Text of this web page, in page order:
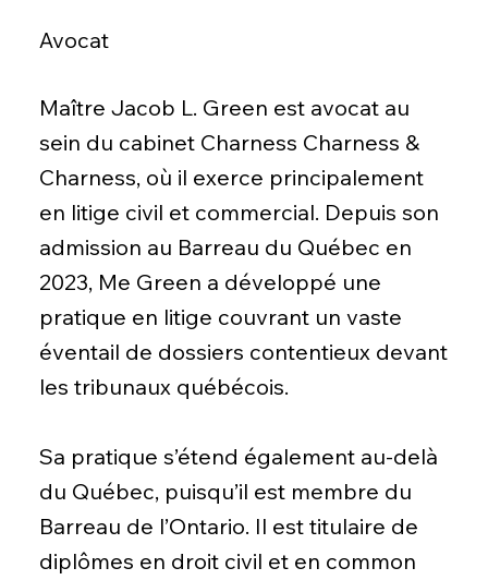
Avocat
Maître Jacob L. Green est avocat au
sein du cabinet Charness Charness &
Charness, où il exerce principalement
en litige civil et commercial. Depuis son
admission au Barreau du Québec en
2023, Me Green a développé une
pratique en litige couvrant un vaste
éventail de dossiers contentieux devant
les tribunaux québécois.
Sa pratique s’étend également au-delà
du Québec, puisqu’il est membre du
Barreau de l’Ontario. Il est titulaire de
diplômes en droit civil et en common